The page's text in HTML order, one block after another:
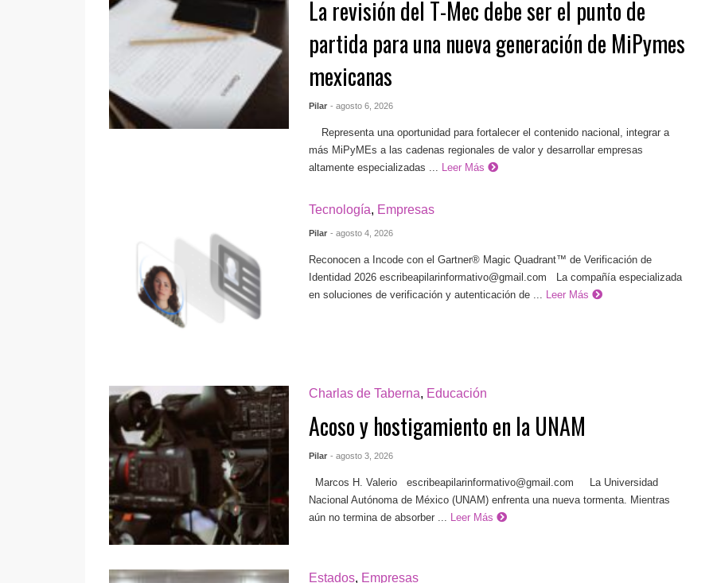
La revisión del T-Mec debe ser el punto de
partida para una nueva generación de MiPymes
mexicanas
Pilar - agosto 6, 2026
Representa una oportunidad para fortalecer el contenido nacional, integrar a
más MiPyMEs a las cadenas regionales de valor y desarrollar empresas
altamente especializadas ...
Leer Más
Tecnología, Empresas
Pilar - agosto 4, 2026
Reconocen a Incode con el Gartner® Magic Quadrant™ de Verificación de
Identidad 2026 escribeapilarinformativo@gmail.com La compañía especializada
en soluciones de verificación y autenticación de ...
Leer Más
Charlas de Taberna, Educación
Acoso y hostigamiento en la UNAM
Pilar - agosto 3, 2026
Marcos H. Valerio escribeapilarinformativo@gmail.com La Universidad
Nacional Autónoma de México (UNAM) enfrenta una nueva tormenta. Mientras
aún no termina de absorber ... Leer Más
Estados, Empresas